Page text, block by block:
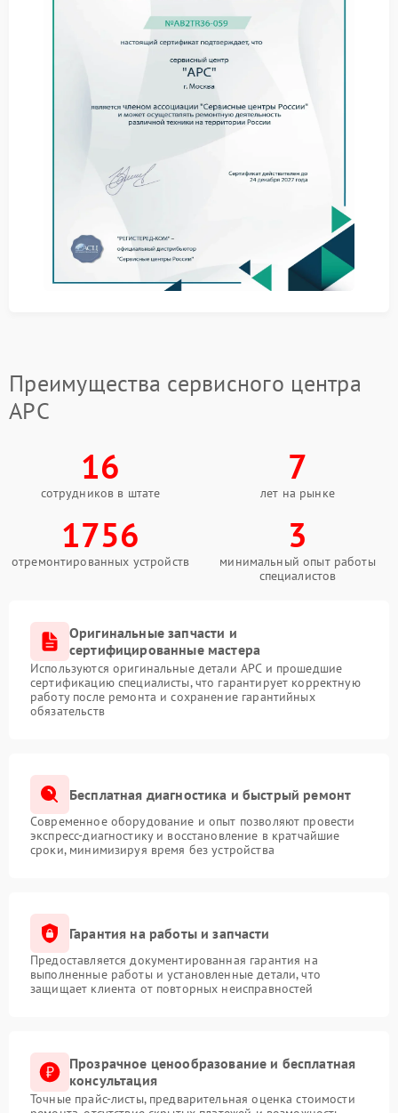
Перед обращением в сервис стоит оценить базовые
моменты и исключить простые причины.
проверить кабель и розетку;
перезапустить ИБП;
убедиться в отсутствии перегрузки;
оценить состояние аккумулятора.
При сохранении проблемы требуется ремонт APC,
ситуацию полностью.
накопление энергии.
Обращение в сервисный центр APC дает
возможность устранить неисправность с учетом
стабильную работу оборудования.
Преимущества сервисного центра
APC
16
сотрудников в штате
7
лет на рынке
1756
отремонтированных устройств
3
минимальный опыт работы
специалистов
Оригинальные запчасти и
сертифицированные мастера
Используются оригинальные детали APC и прошедшие
сертификацию специалисты, что гарантирует корректную
работу после ремонта и сохранение гарантийных
обязательств
Бесплатная диагностика и быстрый ремонт
Современное оборудование и опыт позволяют провести
экспресс-диагностику и восстановление в кратчайшие
сроки, минимизируя время без устройства
Гарантия на работы и запчасти
Предоставляется документированная гарантия на
выполненные работы и установленные детали, что
защищает клиента от повторных неисправностей
Прозрачное ценообразование и бесплатная
консультация
Точные прайс-листы, предварительная оценка стоимости